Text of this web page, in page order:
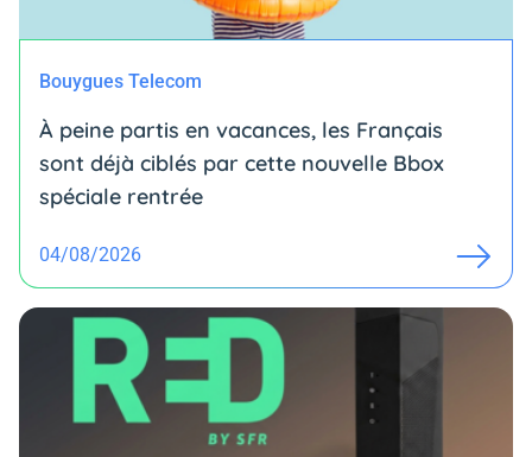
Bouygues Telecom
À peine partis en vacances, les Français
sont déjà ciblés par cette nouvelle Bbox
spéciale rentrée
04/08/2026